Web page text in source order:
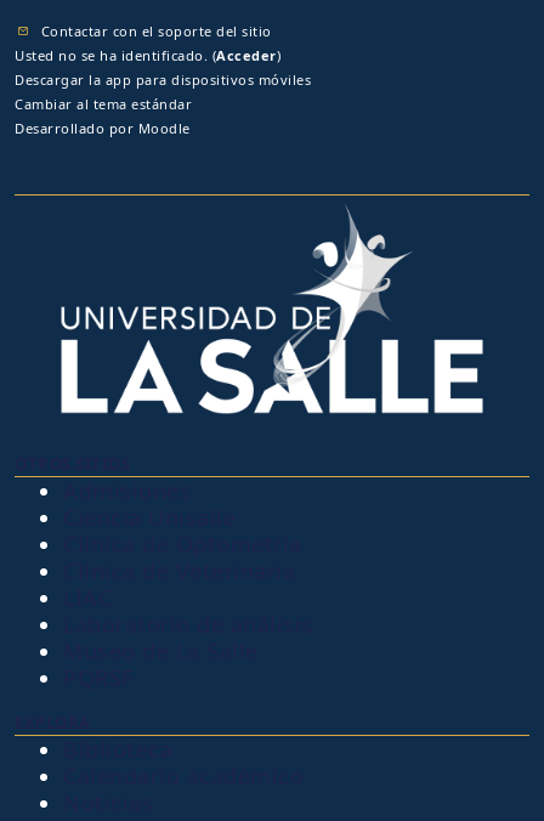
Contactar con el soporte del sitio
Usted no se ha identificado. (Acceder)
Descargar la app para dispositivos móviles
Cambiar al tema estándar
Desarrollado por Moodle